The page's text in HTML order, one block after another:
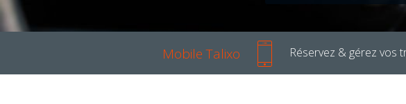
Mobile Talixo Réservez & gérez vos